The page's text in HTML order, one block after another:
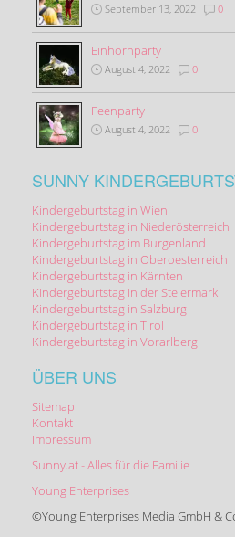
September 13, 2022 0
Einhornparty
August 4, 2022 0
Feenparty
August 4, 2022 0
SUNNY
Kindergeburtstag in Wien
Kindergeburtstag in Niederösterreich
Kindergeburtstag im Burgenland
Kindergeburtstag in Oberoesterreich
Kindergeburtstag in Kärnten
Kindergeburtstag in der Steiermark
Kindergeburtstag in Salzburg
Kindergeburtstag in Tirol
Kindergeburtstag in Vorarlberg
ÜBER UNS
Sitemap
Kontakt
Impressum
Sunny.at - Alles für die Familie
Young Enterprises
©Young Enterprises Media GmbH &